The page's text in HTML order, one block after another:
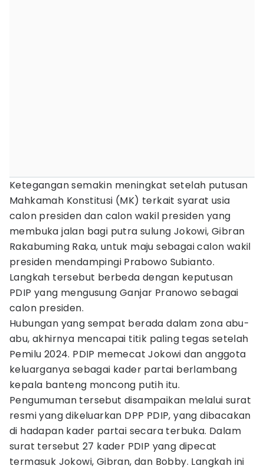
Ketegangan semakin meningkat setelah putusan
Mahkamah Konstitusi (MK) terkait syarat usia
calon presiden dan calon wakil presiden yang
membuka jalan bagi putra sulung Jokowi, Gibran
Rakabuming Raka, untuk maju sebagai calon wakil
presiden mendampingi Prabowo Subianto.
Langkah tersebut berbeda dengan keputusan
PDIP yang mengusung Ganjar Pranowo sebagai
calon presiden.
Hubungan yang sempat berada dalam zona abu-
abu, akhirnya mencapai titik paling tegas setelah
Pemilu 2024. PDIP memecat Jokowi dan anggota
keluarganya sebagai kader partai berlambang
kepala banteng moncong putih itu.
Pengumuman tersebut disampaikan melalui surat
resmi yang dikeluarkan DPP PDIP, yang dibacakan
di hadapan kader partai secara terbuka. Dalam
surat tersebut 27 kader PDIP yang dipecat
termasuk Jokowi, Gibran, dan Bobby. Langkah ini